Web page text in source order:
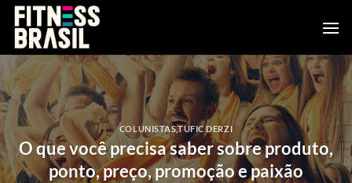
Skip
content
COLUNISTAS,TUFIC DERZI
O que você precisa saber sobre produto,
ponto, preço, promoção e paixão